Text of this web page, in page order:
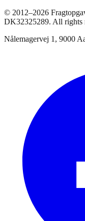
© 2012–2026
DK32325289. All rights
Nålemagervej 1, 9000